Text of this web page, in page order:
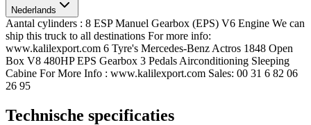
Nederlands
Aantal cylinders : 8 ESP Manuel Gearbox (EPS) V6 Engine We can
ship this truck to all destinations For more info:
www.kalilexport.com 6 Tyre's Mercedes-Benz Actros 1848 Open
Box V8 480HP EPS Gearbox 3 Pedals Airconditioning Sleeping
Cabine For More Info : www.kalilexport.com Sales: 00 31 6 82 06
26 95
Technische specificaties